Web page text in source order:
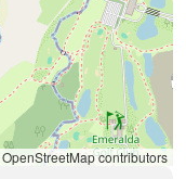
contributors